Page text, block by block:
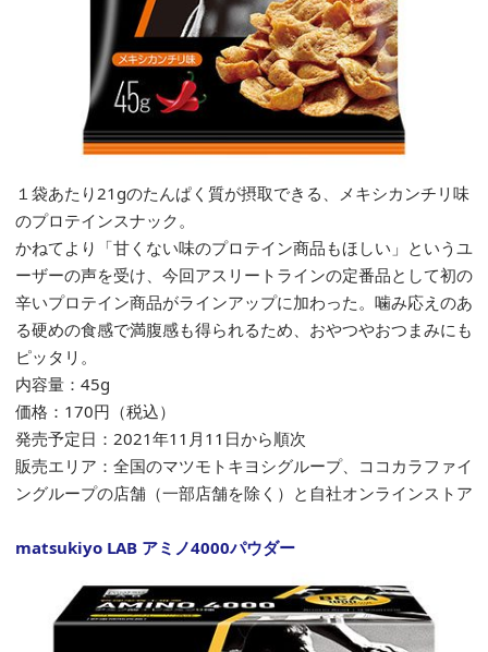
１袋あたり21gのたんぱく質が摂取できる、メキシカンチリ味
のプロテインスナック。
かねてより「甘くない味のプロテイン商品もほしい」というユ
ーザーの声を受け、今回アスリートラインの定番品として初の
辛いプロテイン商品がラインアップに加わった。噛み応えのあ
る硬めの食感で満腹感も得られるため、おやつやおつまみにも
ピッタリ。
内容量：45g
価格：170円（税込）
発売予定日：2021年11月11日から順次
販売エリア：全国のマツモトキヨシグループ、ココカラファイ
ングループの店舗（一部店舗を除く）と自社オンラインストア
matsukiyo LAB アミノ4000パウダー